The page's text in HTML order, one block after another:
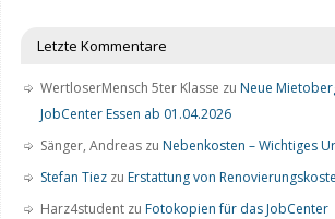
Letzte Kommentare
WertloserMensch 5ter Klasse zu Neue
JobCenter Essen ab 01.04.2026
Sänger, Andreas zu Nebenkosten – Wichtiges
Stefan Tiez zu Erstattung von
Harz4student zu Fotokopien für das JobCenter